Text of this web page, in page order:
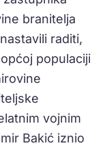
branitelja
raditi,
populaciji
vojnim
Bakić iznio